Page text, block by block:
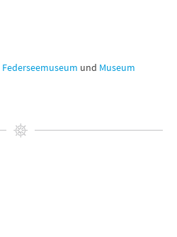
Federseemuseum und Museum